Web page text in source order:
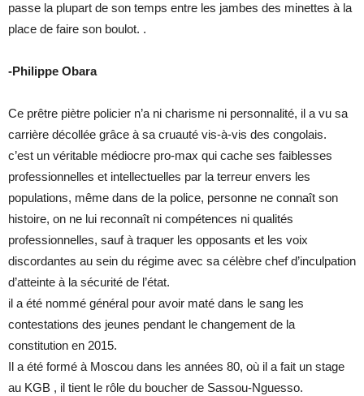
passe la plupart de son temps entre les jambes des minettes à la
place de faire son boulot. .
-Philippe Obara
Ce prêtre piètre policier n’a ni charisme ni personnalité, il a vu sa
carrière décollée grâce à sa cruauté vis-à-vis des congolais.
c’est un véritable médiocre pro-max qui cache ses faiblesses
professionnelles et intellectuelles par la terreur envers les
populations, même dans de la police, personne ne connaît son
histoire, on ne lui reconnaît ni compétences ni qualités
professionnelles, sauf à traquer les opposants et les voix
discordantes au sein du régime avec sa célèbre chef d’inculpation
d’atteinte à la sécurité de l’état.
il a été nommé général pour avoir maté dans le sang les
contestations des jeunes pendant le changement de la
constitution en 2015.
Il a été formé à Moscou dans les années 80, où il a fait un stage
au KGB , il tient le rôle du boucher de Sassou-Nguesso.